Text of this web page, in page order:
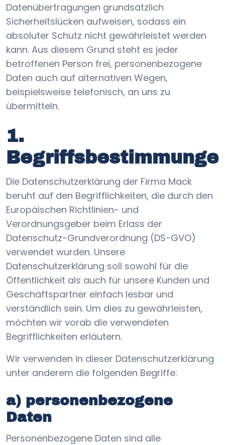
Datenübertragungen grundsätzlich
Sicherheitslücken aufweisen, sodass ein
absoluter Schutz nicht gewährleistet werden
kann. Aus diesem Grund steht es jeder
betroffenen Person frei, personenbezogene
Daten auch auf alternativen Wegen,
beispielsweise telefonisch, an uns zu
übermitteln.
1.
Die Datenschutzerklärung der Firma Mack
beruht auf den Begrifflichkeiten, die durch den
Europäischen Richtlinien- und
Verordnungsgeber beim Erlass der
Datenschutz-Grundverordnung (DS-GVO)
verwendet wurden. Unsere
Datenschutzerklärung soll sowohl für die
Öffentlichkeit als auch für unsere Kunden und
Geschäftspartner einfach lesbar und
verständlich sein. Um dies zu gewährleisten,
möchten wir vorab die verwendeten
Begrifflichkeiten erläutern.
Wir verwenden in dieser Datenschutzerklärung
unter anderem die folgenden Begriffe:
a) personenbezogene
Daten
Personenbezogene Daten sind alle